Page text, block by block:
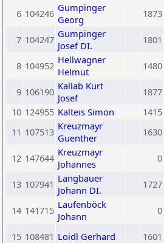
6 104246 Gumpinger
Georg
1873
7 104247 Gumpinger
Josef DI.
1801
8 104952 Hellwagner
Helmut
1480
9 106190 Kallab Kurt
Josef
1877
10 124955 Kalteis Simon 1415
11 107513 Kreuzmayr
Guenther
1630
12 147644 Kreuzmayr
Johannes
0
13 107941 Langbauer
Johann DI.
1727
14 141715 Laufenböck
Johann
0
15 108481 Loidl Gerhard 1601